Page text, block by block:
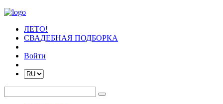
ЛЕТО!
СВАДЕБНАЯ ПОДБОРКА
Войти